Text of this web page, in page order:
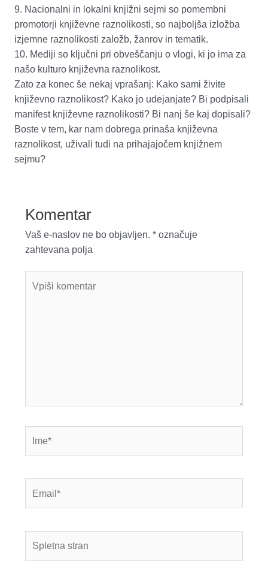
9. Nacionalni in lokalni knjižni sejmi so pomembni
promotorji književne raznolikosti, so najboljša izložba
izjemne raznolikosti založb, žanrov in tematik.
10. Mediji so ključni pri obveščanju o vlogi, ki jo ima za
našo kulturo književna raznolikost.
Zato za konec še nekaj vprašanj: Kako sami živite
književno raznolikost? Kako jo udejanjate? Bi podpisali
manifest književne raznolikosti? Bi nanj še kaj dopisali?
Boste v tem, kar nam dobrega prinaša književna
raznolikost, uživali tudi na prihajajočem knjižnem
sejmu?
Komentar
Vaš e-naslov ne bo objavljen. *označuje
zahtevana polja
komentar
stran